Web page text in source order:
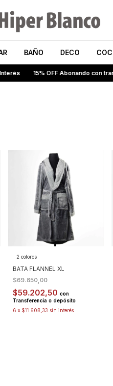
BAÑO DECO
15% OFF Abonando con
2 colores
BATA FLANNEL XL
$69.650,00
$59.202,50con
Transferencia o depósito
6 x $11.608,33 sin interés